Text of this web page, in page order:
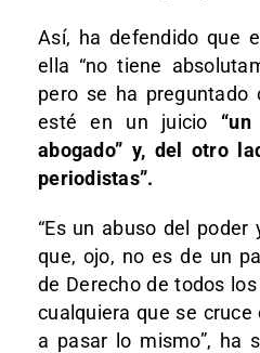
Así, ha defendido que
ella “no tiene
pero se ha preguntado
esté en un juicio
abogado” y, del otro
periodistas”.
“Es un abuso del
que, ojo, no es de un
de Derecho de todos
cualquiera que se cruce
a pasar lo mismo”, ha